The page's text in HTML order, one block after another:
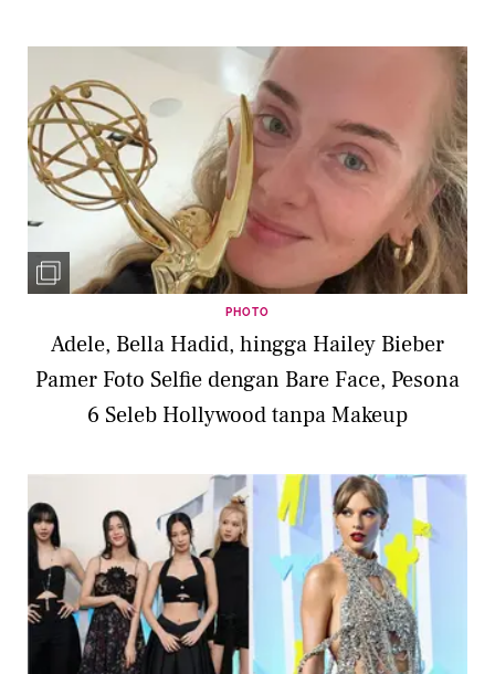
PHOTO
Adele, Bella Hadid, hingga Hailey Bieber
Pamer Foto Selfie dengan Bare Face, Pesona
6 Seleb Hollywood tanpa Makeup